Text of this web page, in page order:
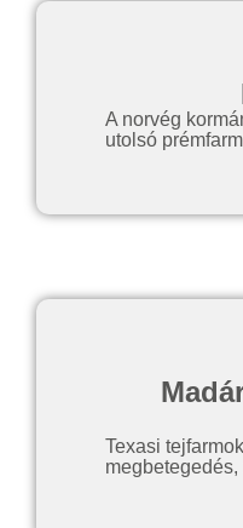
A norvég
utolsó
Texasi